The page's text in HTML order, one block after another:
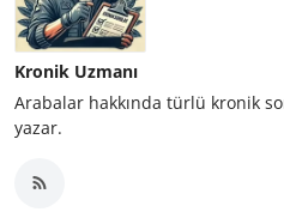
Kronik Uzmanı
Arabalar hakkında türlü kronik
yazar.